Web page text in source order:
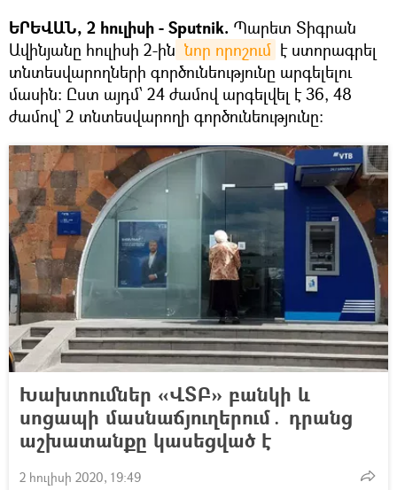
ԵՐԵՎԱՆ, 2 հուլիսի - Sputnik. Պարետ Տիգրան
Ավինյանը հուլիսի 2-ին նոր որոշում է ստորագրել
տնտեսվարողների գործունեությունը արգելելու
մասին։ Ըստ այդմ՝ 24 ժամով արգելվել է 36, 48
ժամով՝ 2 տնտեսվարողի գործունեությունը։
Խախտումներ «ՎՏԲ» բանկի և
սոցապի մասնաճյուղերում․ դրանց
աշխատանքը կասեցված է
2 հուլիսի 2020, 19:49